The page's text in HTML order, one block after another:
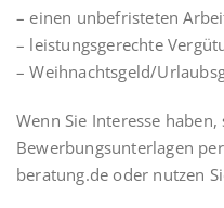
– einen unbefristeten
– leistungsgerechte
– Weihnachtsgeld/
Wenn Sie Interesse
Bewerbungsunterlagen
beratung.de oder nutzen